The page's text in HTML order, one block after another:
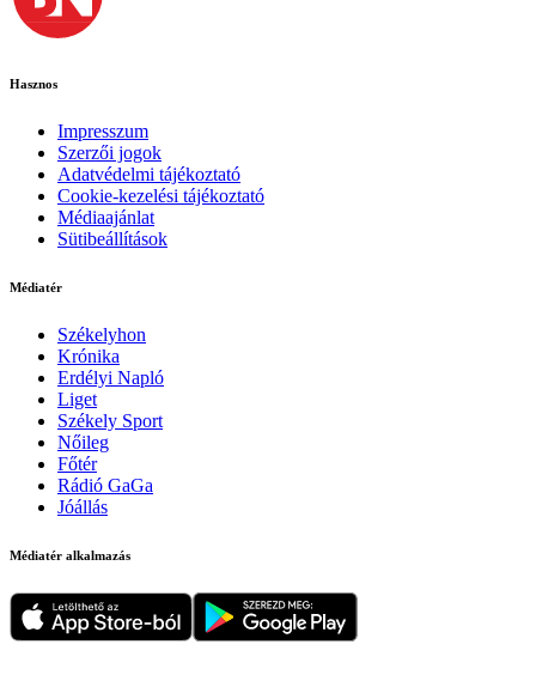
Hasznos
Impresszum
Szerzői jogok
Adatvédelmi tájékoztató
Cookie-kezelési tájékoztató
Médiaajánlat
Sütibeállítások
Médiatér
Székelyhon
Krónika
Erdélyi Napló
Liget
Székely Sport
Nőileg
Főtér
Rádió GaGa
Jóállás
Médiatér alkalmazás